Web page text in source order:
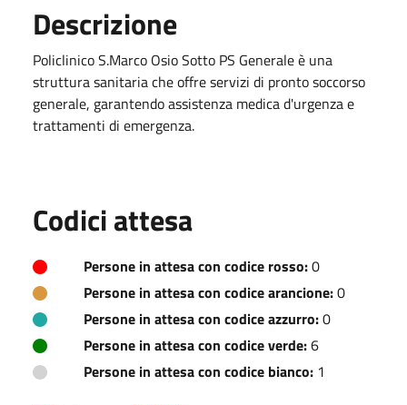
Descrizione
Policlinico S.Marco Osio Sotto PS Generale è una
struttura sanitaria che offre servizi di pronto soccorso
generale, garantendo assistenza medica d'urgenza e
trattamenti di emergenza.
Codici attesa
Persone in attesa con codice rosso:0
Persone in attesa con codice arancione:0
Persone in attesa con codice azzurro:0
Persone in attesa con codice verde:6
Persone in attesa con codice bianco: 1